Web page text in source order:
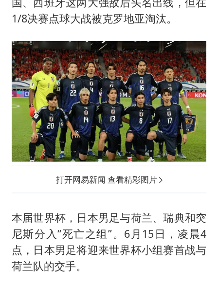
1/8决赛点球大战被克罗地亚淘汰。
打开网易新闻 查看精彩图片
本届世界杯，日本男足与荷兰、瑞典和突
尼斯分入“死亡之组”。6月15日，凌晨4
点，日本男足将迎来世界杯小组赛首战与
荷兰队的交手。